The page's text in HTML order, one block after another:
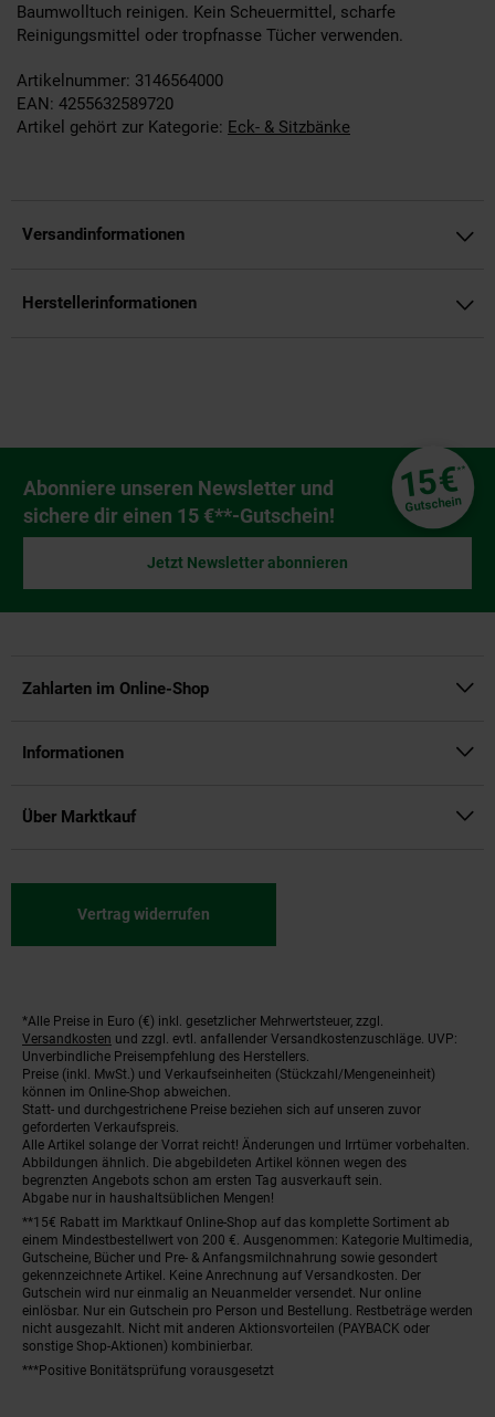
Baumwolltuch reinigen. Kein Scheuermittel, scharfe
Reinigungsmittel oder tropfnasse Tücher verwenden.
Artikelnummer: 3146564000
EAN: 4255632589720
Artikel gehört zur Kategorie: Eck- & Sitzbänke
Versandinformationen
Herstellerinformationen
Newsletter Anmeldung
Abonniere unseren Newsletter und
sichere dir einen 15 €**-Gutschein!
15€**
Gutschein
Jetzt Newsletter abonnieren
Zahlarten im Online-Shop
Informationen
Über Marktkauf
Vertrag widerrufen
Fußnoten
*Alle Preise in Euro (€) inkl. gesetzlicher Mehrwertsteuer, zzgl.
Versandkosten und zzgl. evtl. anfallender Versandkostenzuschläge. UVP:
Unverbindliche Preisempfehlung des Herstellers.
Preise (inkl. MwSt.) und Verkaufseinheiten (Stückzahl/Mengeneinheit)
können im Online-Shop abweichen.
Statt- und durchgestrichene Preise beziehen sich auf unseren zuvor
geforderten Verkaufspreis.
Alle Artikel solange der Vorrat reicht! Änderungen und Irrtümer vorbehalten.
Abbildungen ähnlich. Die abgebildeten Artikel können wegen des
begrenzten Angebots schon am ersten Tag ausverkauft sein.
Abgabe nur in haushaltsüblichen Mengen!
**15€ Rabatt im Marktkauf Online-Shop auf das komplette Sortiment ab
einem Mindestbestellwert von 200 €. Ausgenommen: Kategorie Multimedia,
Gutscheine, Bücher und Pre- & Anfangsmilchnahrung sowie gesondert
gekennzeichnete Artikel. Keine Anrechnung auf Versandkosten. Der
Gutschein wird nur einmalig an Neuanmelder versendet. Nur online
einlösbar. Nur ein Gutschein pro Person und Bestellung. Restbeträge werden
nicht ausgezahlt. Nicht mit anderen Aktionsvorteilen (PAYBACK oder
sonstige Shop-Aktionen) kombinierbar.
***Positive Bonitätsprüfung vorausgesetzt